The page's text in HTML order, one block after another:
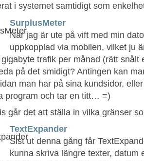
i systemet samtidigt som
SurplusMeter
När jag är ute på vift med min
uppkopplad via mobilen, vilket ju
trafik per månad (rätt snålt
på det smidigt? Antingen kan
man har på sina kundsidor,
program och tar en titt… =)
går det att ställa in vilka gränser
TextExpander
Sist ut denna gång får
kunna skriva längre texter, datum